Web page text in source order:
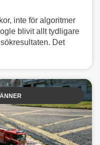
inte för algoritmer
blivit allt tydligare
Det